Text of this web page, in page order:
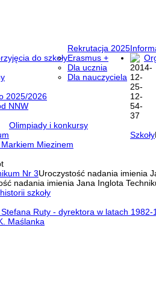
Rekrutacja 2025
do szkołyErasmus +
Dla ucznia
Dla nauczyciela
2025/2026
NNW
Olimpiady i konkursy
Szkoły
Miezinem
Nr 3Uroczystość nadania imienia
nadania imienia Jana Inglota
szkoły
Ruty - dyrektora w latach 1982-
Maślanka